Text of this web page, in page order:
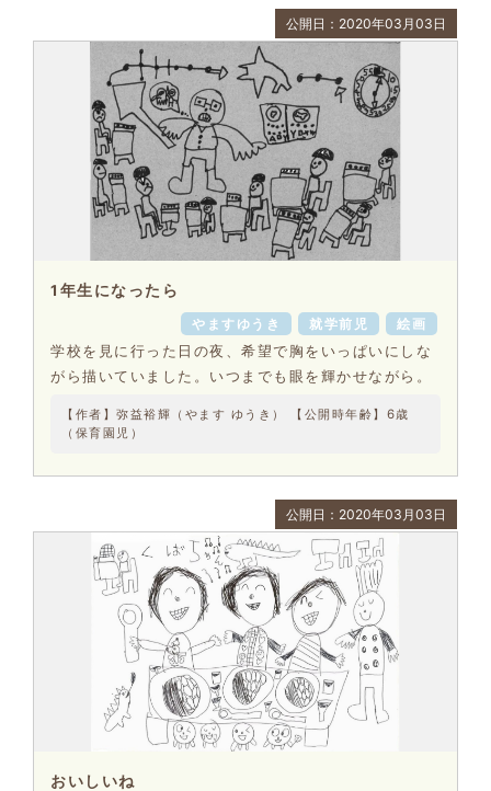
公開日：2020年03月03日
1年生になったら
やますゆうき 就学前児
絵画
学校を見に行った日の夜、希望で胸をいっぱいにしな
がら描いていました。いつまでも眼を輝かせながら。
【作者】弥益裕輝（やます ゆうき） 【公開時年齢】6歳
（保育園児）
公開日：2020年03月03日
おいしいね